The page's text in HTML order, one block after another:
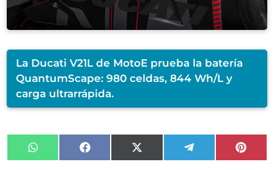
La Ducati V21L de MotoE prueba la batería
QuantumScape: 980 celdas, 844 Wh/L y
carga ultrarrápida.
Compartir
en
Compartir
en
Compartir
en
Compartir
en
en